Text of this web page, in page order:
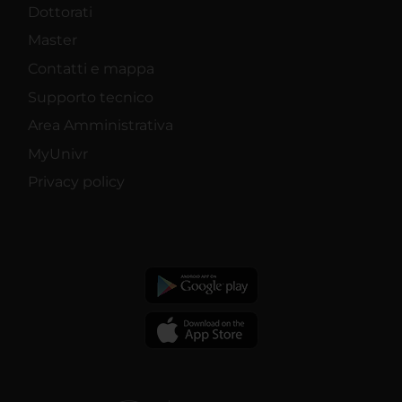
Dottorati
Master
Contatti e mappa
Supporto tecnico
Area Amministrativa
MyUnivr
Privacy policy